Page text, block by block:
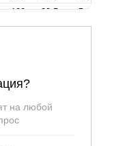
108 20.5 5.5
на любой